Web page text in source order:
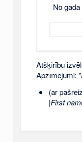
No
Atšķirību
Apzīmējumi:
(ar
|First